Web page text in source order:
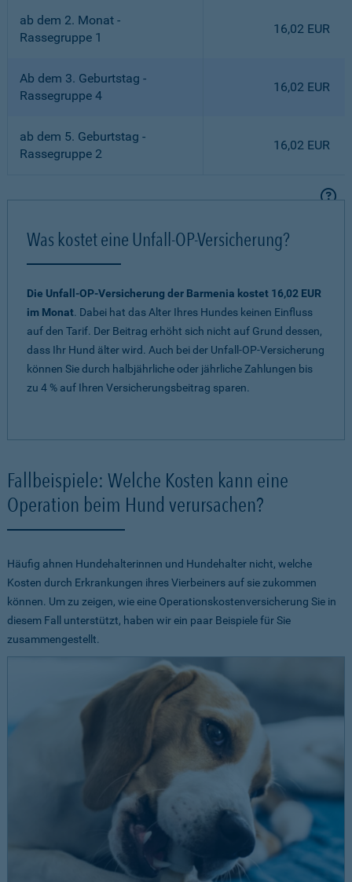
ab dem 2. Monat -
Rassegruppe 1
16,02 EUR
Ab dem 3. Geburtstag -
Rassegruppe 4
16,02 EUR
ab dem 5. Geburtstag -
Rassegruppe 2
16,02 EUR
Was kostet eine Unfall-OP-Versicherung?
Die Unfall-OP-Versicherung der Barmenia kostet 16,02 EUR
im Monat. Dabei hat das Alter Ihres Hundes keinen Einfluss
auf den Tarif. Der Beitrag erhöht sich nicht auf Grund dessen,
dass Ihr Hund älter wird. Auch bei der Unfall-OP-Versicherung
können Sie durch halbjährliche oder jährliche Zahlungen bis
zu 4 % auf Ihren Versicherungsbeitrag sparen.
Fallbeispiele: Welche Kosten kann eine
Operation beim Hund verursachen?
Häufig ahnen Hundehalterinnen und Hundehalter nicht, welche
Kosten durch Erkrankungen ihres Vierbeiners auf sie zukommen
können. Um zu zeigen, wie eine Operationskostenversicherung Sie in
diesem Fall unterstützt, haben wir ein paar Beispiele für Sie
zusammengestellt.